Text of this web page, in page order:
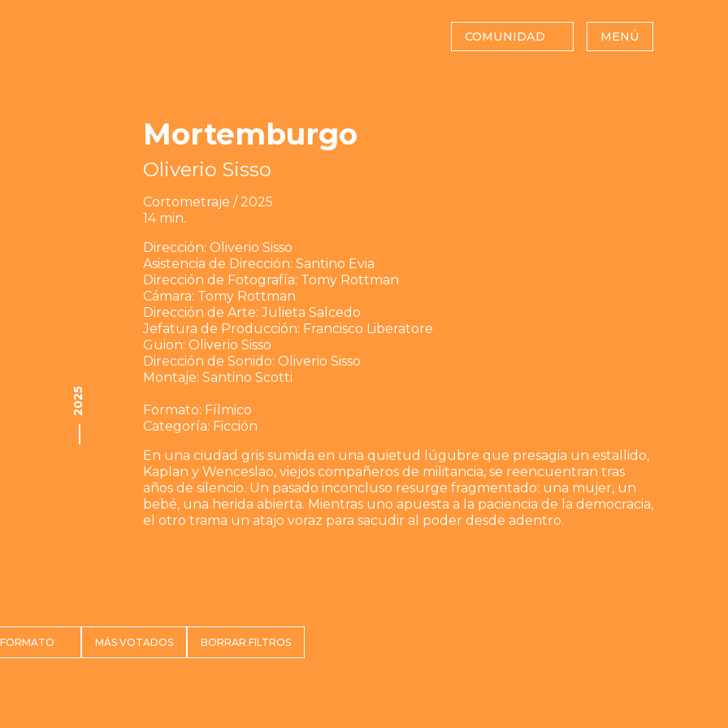
COMUNIDAD MENÚ
2025
Mortemburgo
Oliverio Sisso
Cortometraje / 2025
14 min.
Dirección: Oliverio Sisso
Asistencia de Dirección: Santino Evia
Dirección de Fotografía: Tomy Rottman
Cámara: Tomy Rottman
Dirección de Arte: Julieta Salcedo
Jefatura de Producción: Francisco Liberatore
Guion: Oliverio Sisso
Dirección de Sonido: Oliverio Sisso
Montaje: Santino Scotti
Formato: Fílmico
Categoría: Ficción
En una ciudad gris sumida en una quietud lúgubre que presagia un estallido,
Kaplan y Wenceslao, viejos compañeros de militancia, se reencuentran tras
años de silencio. Un pasado inconcluso resurge fragmentado: una mujer, un
bebé, una herida abierta. Mientras uno apuesta a la paciencia de la democracia,
el otro trama un atajo voraz para sacudir al poder desde adentro.
FORMATO MÁS VOTADOS BORRAR FILTROS